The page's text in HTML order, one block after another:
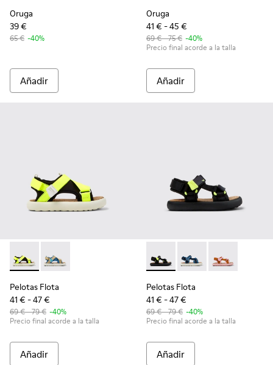
Oruga
39 €
65 € -40%
Añadir
Oruga
41 € - 45 €
69 € - 75 € -40%
Precio final acorde a la talla
Añadir
Pelotas Flota - K800636-001 - Sandalias de PET reciclado
Pelotas Flota - K800636-003 - Sandalias de PET
Pelotas Flota
41 € - 47 €
69 € - 79 € -40%
Precio final acorde a la talla
Añadir
Pelotas Flota - K800579-
Pelotas Flota -
Pelotas Flota
Pelotas Flota
41 € - 47 €
69 € - 79 € -40%
Precio final acorde a la talla
Añadir